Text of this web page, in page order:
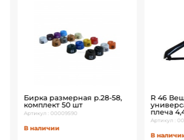
Бирка размерная р.28-58,
комплект 50 шт
Артикул : 00009590
В наличии
R 46
плеча
Артикул :
В